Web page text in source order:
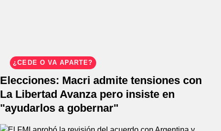
¿CEDE O VA APARTE?
Elecciones: Macri admite tensiones con
La Libertad Avanza pero insiste en
"ayudarlos a gobernar"